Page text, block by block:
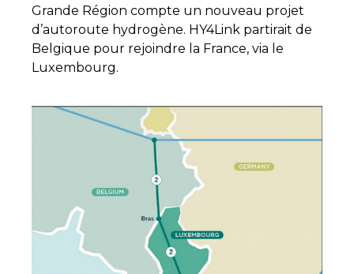
Grande Région compte un nouveau projet
d’autoroute hydrogène. HY4Link partirait de
Belgique pour rejoindre la France, via le
Luxembourg.